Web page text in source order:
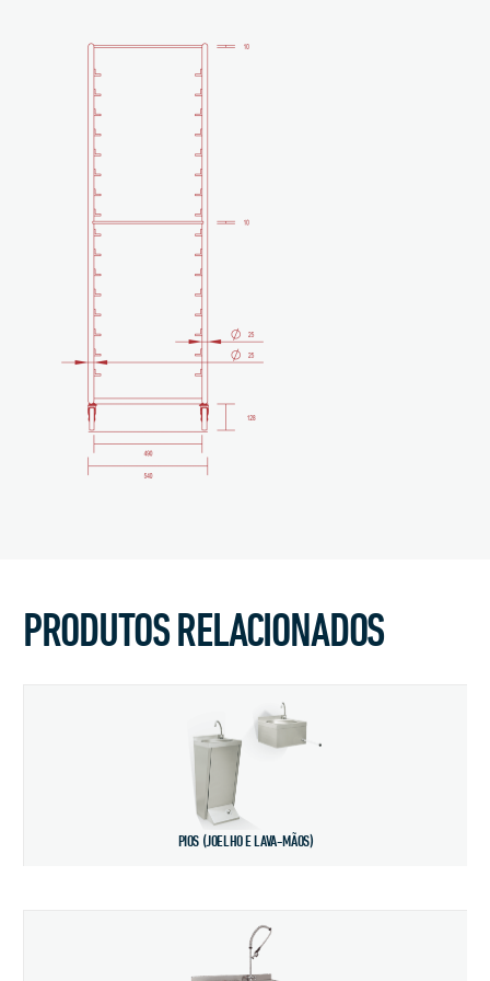
PRODUTOS RELACIONADOS
PIOS (JOELHO E LAVA-MÃOS)